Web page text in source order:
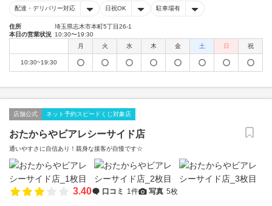
配達・デリバリー対応 日祝OK 駐車場有
住所
埼玉県志木市本町5丁目26-1
本日の営業状況 10:30〜19:30
月
火 水 木 金 土 日 祝
10:30~19:30
店舗公式 ネット予約スピードくじ対象店
おたからやビアレシーサイド店
通いやすさに自信あり！親身な接客が自慢です☆
3.40 口コミ 1件 写真 5枚